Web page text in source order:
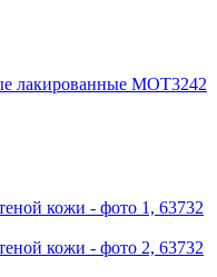
лакированные MOT3242